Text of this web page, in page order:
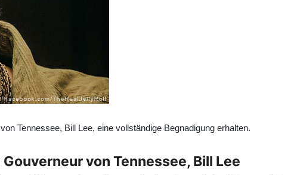
Tennessee, Bill Lee, eine vollständige Begnadigung erhalten.
von Tennessee, Bill Lee